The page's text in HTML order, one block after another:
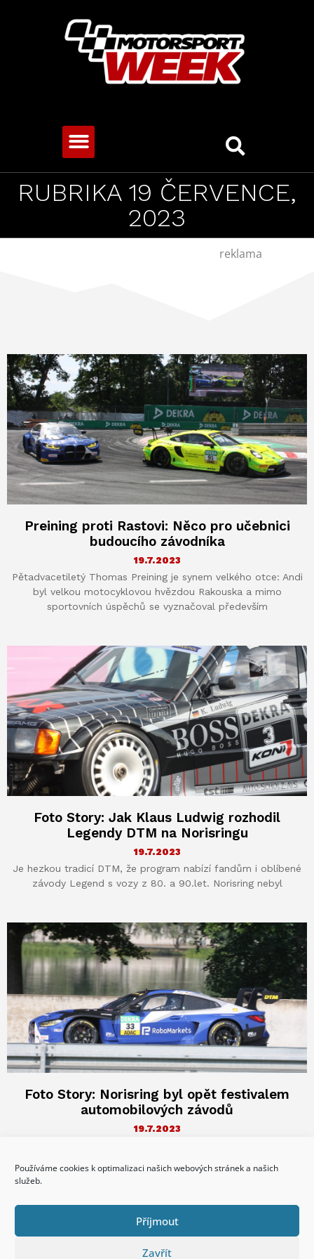
Používáme cookies k optimalizaci našich webových stránek a našich
služeb.
Příjmout
Zavřít
RUBRIKA 19 ČERVENCE,
2023
reklama
Preining proti Rastovi: Něco pro učebnici
budoucího závodníka
19.7.2023
Pětadvacetiletý Thomas Preining je synem velkého otce: Andi
byl velkou motocyklovou hvězdou Rakouska a mimo
sportovních úspěchů se vyznačoval především
Foto Story: Jak Klaus Ludwig rozhodil
Legendy DTM na Norisringu
19.7.2023
Je hezkou tradicí DTM, že program nabízí fandům i oblíbené
závody Legend s vozy z 80. a 90.let. Norisring nebyl
Foto Story: Norisring byl opět festivalem
automobilových závodů
19.7.2023
kolem